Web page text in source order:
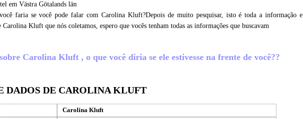
em Västra Götalands län
faria se você pode falar com Carolina Kluft?Depois de muito pesquisar, isto é toda a informação e
Carolina Kluft que nós coletamos, espero que vocês tenham todas as informações que buscavam
Carolina Kluft , o que você diria se ele estivesse na frente de você??
DADOS DE CAROLINA KLUFT
Carolina Kluft